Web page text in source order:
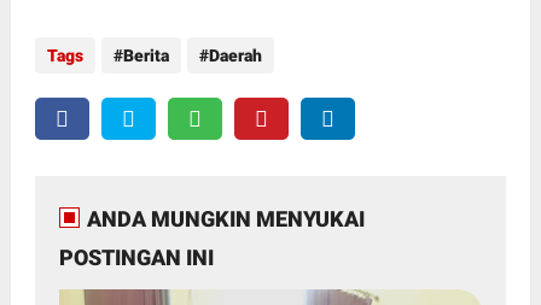
Tags Berita Daerah
ANDA MUNGKIN MENYUKAI
POSTINGAN INI